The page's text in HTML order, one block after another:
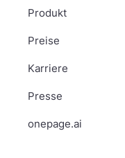
Produkt
Preise
Karriere
Presse
onepage.ai